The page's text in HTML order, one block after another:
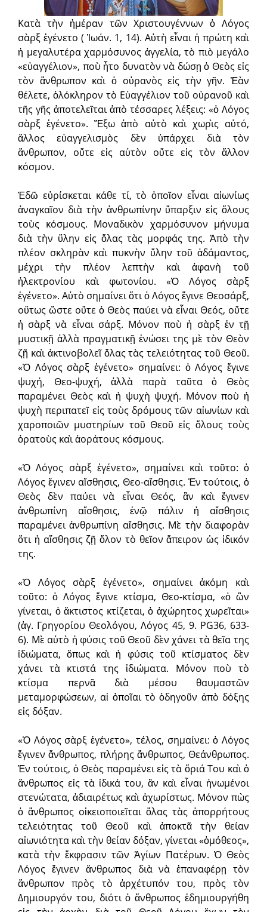
Κατὰ τὴν ἡμέραν τῶν Χριστουγέννων ὁ Λόγος
σὰρξ ἐγένετο ( Ἰωάν. 1, 14). Αὐτὴ εἶναι ἡ πρώτη καὶ
ἡ μεγαλυτέρα χαρμόσυνος ἀγγελία, τὸ πιὸ μεγάλο
«εὐαγγέλιον», ποὺ ἦτο δυνατὸν νὰ δώσῃ ὁ Θεὸς εἰς
τὸν ἄνθρωπον καὶ ὁ οὐρανὸς εἰς τὴν γῆν. Ἐὰν
θέλετε, ὁλόκληρον τὸ Εὐαγγέλιον τοῦ οὐρανοῦ καὶ
τῆς γῆς ἀποτελεῖται ἀπὸ τέσσαρες λέξεις: «ὁ Λόγος
σὰρξ ἐγένετο». Ἔξω ἀπὸ αὐτὸ καὶ χωρὶς αὐτό,
ἄλλος εὐαγγελισμὸς δὲν ὑπάρχει διὰ τὸν
ἄνθρωπον, οὔτε εἰς αὐτὸν οὔτε εἰς τὸν ἄλλον
κόσμον.
Ἐδῶ εὑρίσκεται κάθε τί, τὸ ὁποῖον εἶναι αἰωνίως
ἀναγκαῖον διὰ τὴν ἀνθρωπίνην ὕπαρξιν εἰς ὅλους
τοὺς κόσμους. Μοναδικὸν χαρμόσυνον μήνυμα
διὰ τὴν ὕλην εἰς ὅλας τὰς μορφάς της. Ἀπὸ τὴν
πλέον σκληρὰν καὶ πυκνὴν ὕλην τοῦ ἀδάμαντος,
μέχρι τὴν πλέον λεπτὴν καὶ ἀφανὴ τοῦ
ἠλεκτρονίου καὶ φωτονίου. «Ὁ Λόγος σὰρξ
ἐγένετο». Αὐτὸ σημαίνει ὅτι ὁ Λόγος ἔγινε Θεοσάρξ,
οὕτως ὥστε οὔτε ὁ Θεὸς παύει νὰ εἶναι Θεός, οὔτε
ἡ σὰρξ νὰ εἶναι σάρξ. Μόνον ποὺ ἡ σὰρξ ἐν τῇ
μυστικῇ ἀλλὰ πραγματικῇ ἑνώσει της μὲ τὸν Θεὸν
ζῇ καὶ ἀκτινοβολεῖ ὅλας τὰς τελειότητας τοῦ Θεοῦ.
«Ὁ Λόγος σὰρξ ἐγένετο» σημαίνει: ὁ Λόγος ἔγινε
ψυχή, Θεο-ψυχή, ἀλλὰ παρὰ ταῦτα ὁ Θεὸς
παραμένει Θεὸς καὶ ἡ ψυχὴ ψυχή. Μόνον ποὺ ἡ
ψυχὴ περιπατεῖ εἰς τοὺς δρόμους τῶν αἰωνίων καὶ
χαροποιῶν μυστηρίων τοῦ Θεοῦ εἰς ὅλους τοὺς
ὁρατοὺς καὶ ἀοράτους κόσμους.
«Ὁ Λόγος σὰρξ ἐγένετο», σημαίνει καὶ τοῦτο: ὁ
Λόγος ἔγινεν αἴσθησις, Θεο-αἴσθησις. Ἐν τούτοις, ὁ
Θεὸς δὲν παύει νὰ εἶναι Θεός, ἂν καὶ ἔγινεν
ἀνθρωπίνη αἴσθησις, ἐνῷ πάλιν ἡ αἴσθησις
παραμένει ἀνθρωπίνη αἴσθησις. Μὲ τὴν διαφορὰν
ὅτι ἡ αἴσθησις ζῇ ὅλον τὸ θεῖον ἄπειρον ὡς ἰδικόν
της.
«Ὁ Λόγος σὰρξ ἐγένετο», σημαίνει ἀκόμη καὶ
τοῦτο: ὁ Λόγος ἔγινε κτίσμα, Θεο-κτίσμα, «ὁ ὢν
γίνεται, ὁ ἄκτιστος κτίζεται, ὁ ἀχώρητος χωρεῖται»
(ἁγ. Γρηγορίου Θεολόγου, Λόγος 45, 9. ΡG36, 633-
6). Μὲ αὐτὸ ἡ φύσις τοῦ Θεοῦ δὲν χάνει τὰ θεῖα της
ἰδιώματα, ὅπως καὶ ἡ φύσις τοῦ κτίσματος δὲν
χάνει τὰ κτιστά της ἰδιώματα. Μόνον ποὺ τὸ
κτίσμα περνᾶ διὰ μέσου θαυμαστῶν
μεταμορφώσεων, αἱ ὁποῖαι τὸ ὁδηγοῦν ἀπὸ δόξης
εἰς δόξαν.
«Ὁ Λόγος σὰρξ ἐγένετο», τέλος, σημαίνει: ὁ Λόγος
ἔγινεν ἄνθρωπος, πλήρης ἄνθρωπος, Θεάνθρωπος.
Ἐν τούτοις, ὁ Θεὸς παραμένει εἰς τὰ ὅριά Του καὶ ὁ
ἄνθρωπος εἰς τὰ ἰδικά του, ἂν καὶ εἶναι ἡνωμένοι
στενώτατα, ἀδιαιρέτως καὶ ἀχωρίστως. Μόνον πὼς
ὁ ἄνθρωπος οἰκειοποιεῖται ὅλας τὰς ἀπορρήτους
τελειότητας τοῦ Θεοῦ καὶ ἀποκτᾶ τὴν θείαν
αἰωνιότητα καὶ τὴν θείαν δόξαν, γίνεται «ὁμόθεος»,
κατὰ τὴν ἔκφρασιν τῶν Ἁγίων Πατέρων. Ὁ Θεὸς
Λόγος ἔγινεν ἄνθρωπος διὰ νὰ ἐπαναφέρῃ τὸν
ἄνθρωπον πρὸς τὸ ἀρχέτυπόν του, πρὸς τὸν
Δημιουργόν του, διότι ὁ ἄνθρωπος ἐδημιουργήθη